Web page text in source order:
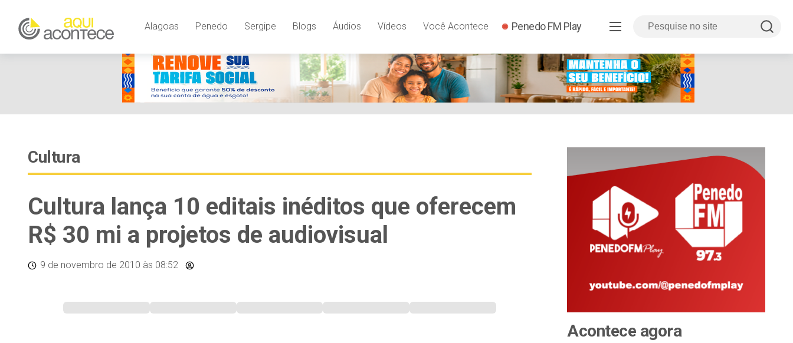
Alagoas Penedo Sergipe Blogs Áudios Vídeos Você Acontece Penedo FM Play
Cultura
Cultura lança 10 editais inéditos que oferecem
R$ 30 mi a projetos de audiovisual
9 de novembro de 2010 às 08:52
Acontece agora